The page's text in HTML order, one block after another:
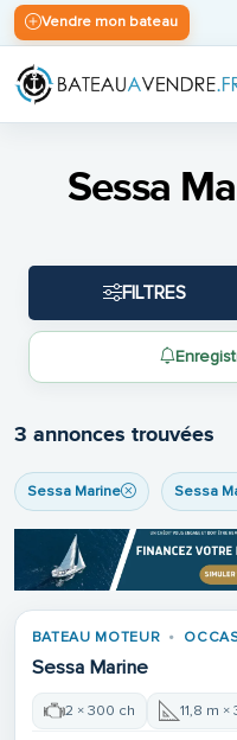
Vendre mon bateau
Sessa
FILTRES
3 annonces trouvées
Sessa Marine Sessa
BATEAU MOTEUR
Sessa Marine
2 × 300 ch 11,8 m